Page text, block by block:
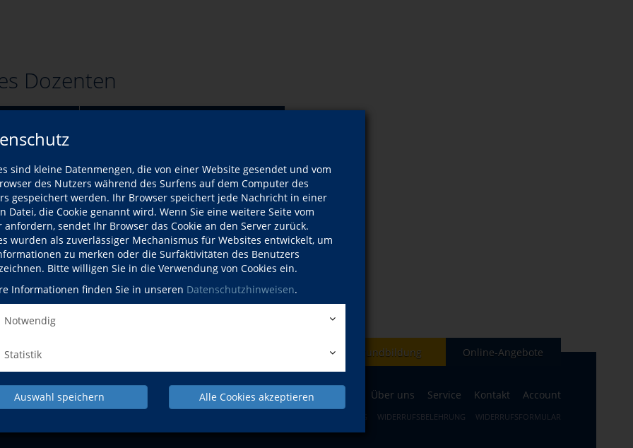
sind kleine Datenmengen, die von einer Website gesendet und vom
des Nutzers während des Surfens auf dem Computer des
gespeichert werden. Ihr Browser speichert jede Nachricht in einer
Datei, die Cookie genannt wird. Wenn Sie eine weitere Seite vom
anfordern, sendet Ihr Browser das Cookie an den Server zurück.
wurden als zuverlässiger Mechanismus für Websites entwickelt, um
zu merken oder die Surfaktivitäten des Benutzers
Bitte willigen Sie in die Verwendung von Cookies ein.
Informationen finden Sie in unseren Datenschutzhinweisen.
Notwendig
Statistik
Auswahl speichern Alle Cookies akzeptieren
Dozenten
Mi., 13.01.2027
NACH OBEN
Gesundheit Grundbildung Online-Angebote
Programm Über uns Service Kontakt Account
WIDERRUFSBELEHRUNG WIDERRUFSFORMULAR